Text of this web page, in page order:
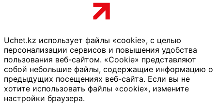
Uchet.kz использует файлы «cookie», с целью
персонализации сервисов и повышения удобства
пользования веб-сайтом. «Cookie» представляют
собой небольшие файлы, содержащие информацию о
предыдущих посещениях веб-сайта. Если вы не
хотите использовать файлы «cookie», измените
настройки браузера.